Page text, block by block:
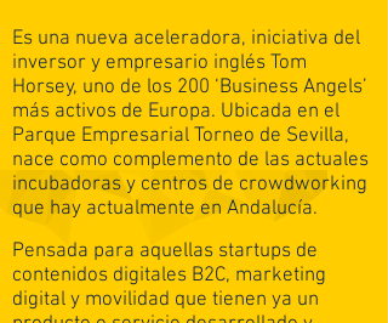
Es una nueva aceleradora, iniciativa del
inversor y empresario inglés Tom
Horsey, uno de los 200 ‘Business Angels’
más activos de Europa. Ubicada en el
Parque Empresarial Torneo de Sevilla,
nace como complemento de las actuales
incubadoras y centros de crowdworking
que hay actualmente en Andalucía.
Pensada para aquellas startups de
contenidos digitales B2C, marketing
digital y movilidad que tienen ya un